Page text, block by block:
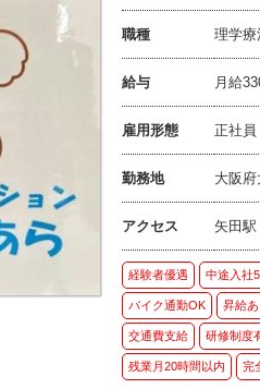
職種 理学療
給与 月給
雇用形態 正社員
勤務地 大阪
アクセス 矢田駅
経験者優遇 中途入社
バイク通勤OK 昇給あ
交通費支給 研修制度
残業月20時間以内 完